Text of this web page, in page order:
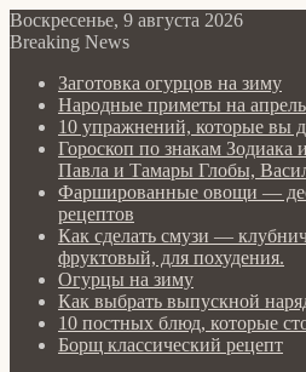
Воскресенье, 9 августа 2026
Breaking News
Заготовка огурцов на зиму
Народные приметы на апрель
10 упражнений, которые вы
Гороскоп по знакам Зодиака
Павла и Тамары Глобы,
Фаршированные овощи —
рецептов
Как сделать cмузи —
фруктовый, для похудения.
Огурцы на зиму
Как выбрать выпускной
10 постных блюд, которые
Борщ классический рецепт